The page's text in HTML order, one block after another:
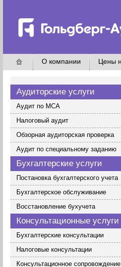
О компании Цены
Аудиторские услуги
Аудит по МСА
Налоговый аудит
Обзорная аудиторская проверка
Аудит по специальному заданию
Бухгалтерские услуги
Постановка бухгалтерского учета
Бухгалтерское обслуживание
Восстановление бухучета
Консультационные услуги
Бухгалтерские консультации
Налоговые консультации
Консультационное сопровождение